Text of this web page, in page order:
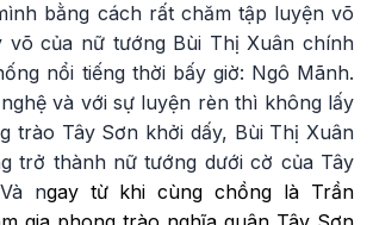
bằng cách rất chăm tập luyện võ
võ của nữ tướng Bùi Thị Xuân chính
nổi tiếng thời bấy giờ: Ngô Mãnh.
và với sự luyện rèn thì không lấy
trào Tây Sơn khởi dấy, Bùi Thị Xuân
trở thành nữ tướng dưới cờ của Tây
ngay từ khi cùng chồng là Trần